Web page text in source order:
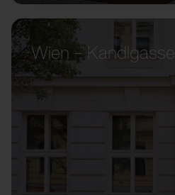
Wien – Kandlgasse